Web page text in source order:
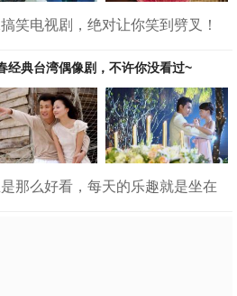
笑电视剧，绝对让你笑到劈叉！
弟今天也很和睦》6.《请回答
《短腿的反击》9.《机智的监狱生
》1.《加油吧威基基》《加
韩国爆笑电视剧，由金正贤、李
群生活在韩国离太远民宿Waikiki
集6...
经典台湾偶像剧，不许你没看过~
那么好看，每天的乐趣就是坐在